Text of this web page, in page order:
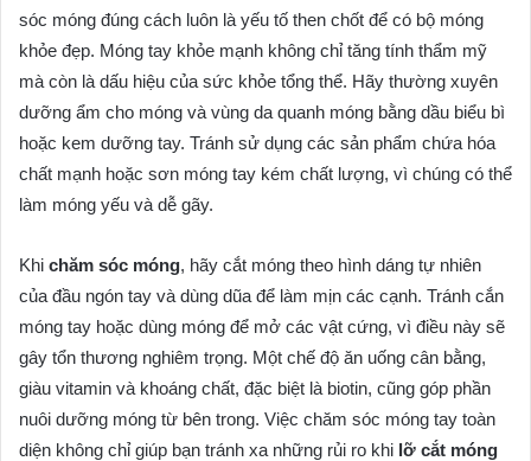
sóc móng đúng cách luôn là yếu tố then chốt để có bộ móng
khỏe đẹp. Móng tay khỏe mạnh không chỉ tăng tính thẩm mỹ
mà còn là dấu hiệu của sức khỏe tổng thể. Hãy thường xuyên
dưỡng ẩm cho móng và vùng da quanh móng bằng dầu biểu bì
hoặc kem dưỡng tay. Tránh sử dụng các sản phẩm chứa hóa
chất mạnh hoặc sơn móng tay kém chất lượng, vì chúng có thể
làm móng yếu và dễ gãy.
Khi chăm sóc móng, hãy cắt móng theo hình dáng tự nhiên
của đầu ngón tay và dùng dũa để làm mịn các cạnh. Tránh cắn
móng tay hoặc dùng móng để mở các vật cứng, vì điều này sẽ
gây tổn thương nghiêm trọng. Một chế độ ăn uống cân bằng,
giàu vitamin và khoáng chất, đặc biệt là biotin, cũng góp phần
nuôi dưỡng móng từ bên trong. Việc chăm sóc móng tay toàn
diện không chỉ giúp bạn tránh xa những rủi ro khi lỡ cắt móng